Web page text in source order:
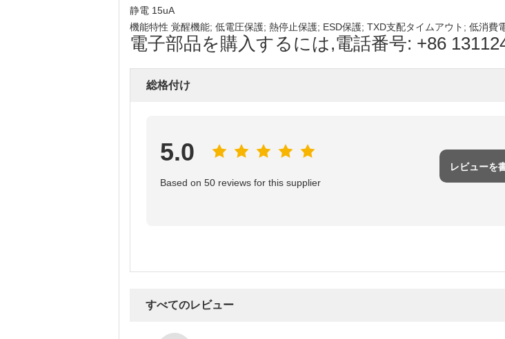
静電 15uA
機能特性 覚醒機能; 低電圧保護; 熱停止保護; ESD保護; TXD支配タイムアウト; 低消費
電子部品を購入するには,電話番号: +86
総格付け
5.0
Based on 50 reviews for this supplier
レビューを
すべてのレビュー